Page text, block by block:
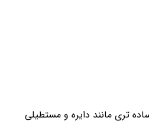
تری مانند دایره و مستطیلی